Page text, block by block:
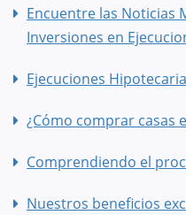
Encuentre las Noticias
Inversiones en
Ejecuciones
¿Cómo comprar casas
Comprendiendo el
Nuestros beneficios